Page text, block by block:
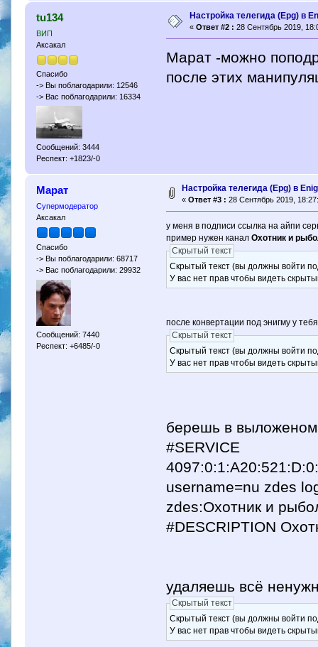
tu134
ВИП
Аксакал
Спасибо
-> Вы поблагодарили: 12546
-> Вас поблагодарили: 16334
Сообщений: 3444
Респект: +1823/-0
Настройка телегида (Epg) в
« Ответ #2 : 28 Сентябрь 2019,
Марат -можно
после этих
Марат
Супермодератор
Аксакал
Спасибо
-> Вы поблагодарили: 68717
-> Вас поблагодарили: 29932
Сообщений: 7440
Респект: +6485/-0
Настройка телегида (Epg) в
« Ответ #3 : 28 Сентябрь 2019,
у меня в подписи ссылка на айпи
пример нужен каналОхотник и
Скрытый текст
Скрытый текст (вы должны войти
У вас нет прав чтобы видеть
после конвертации под энигму у
Скрытый текст
Скрытый текст (вы должны войти
У вас нет прав чтобы видеть
берешь в выложеном
#SERVICE
username=nu zdes
zdes:Охотник и
#DESCRIPTION
удаляешь всё
Скрытый текст
Скрытый текст (вы должны войти
У вас нет прав чтобы видеть